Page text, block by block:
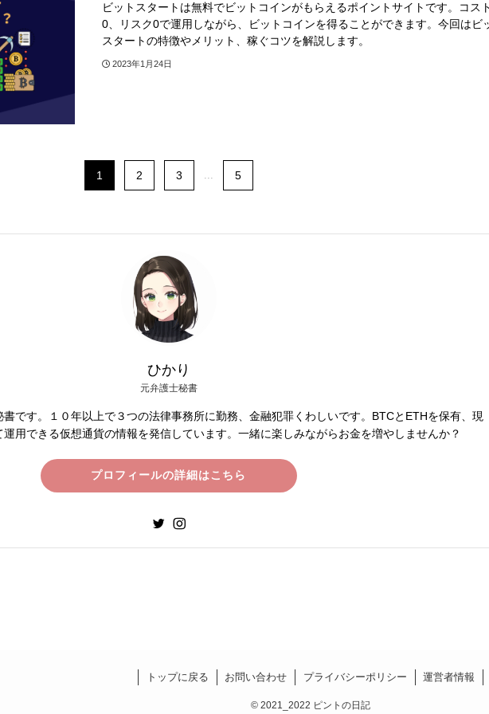
ビットスタートは無料でビットコインがもらえるポイントサイトです。コス
0、リスク0で運用しながら、ビットコインを得ることができます。今回はビ
スタートの特徴やメリット、稼ぐコツを解説します。
2023年1月24日
1 2 3 5
ひかり
元弁護士秘書
です。１０年以上で３つの法律事務所に勤務、金融犯罪くわしいです。BTCとETHを保有、現
用できる仮想通貨の情報を発信しています。一緒に楽しみながらお金を増やしませんか？
プロフィールの詳細はこちら
トップに戻る お問い合わせ プライバシーポリシー 運営者情報
© 2021_2022 ピントの日記